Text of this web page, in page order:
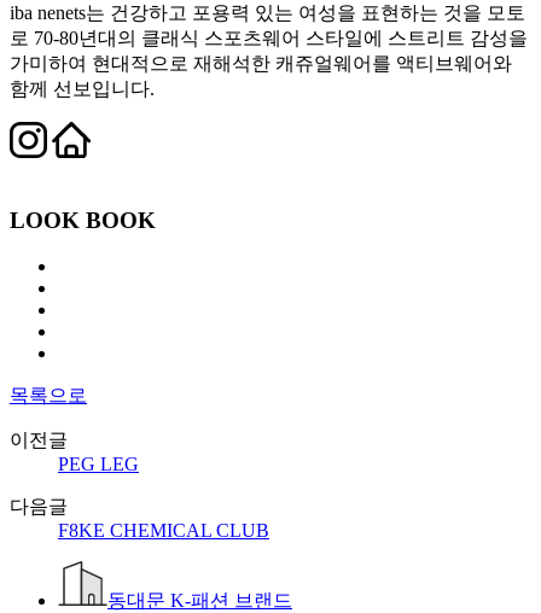
iba nenets는 건강하고 포용력 있는 여성을 표현하는 것을 모토
로 70-80년대의 클래식 스포츠웨어 스타일에 스트리트 감성을
가미하여 현대적으로 재해석한 캐쥬얼웨어를 액티브웨어와
함께 선보입니다.
LOOK BOOK
목록으로
이전글
PEG LEG
다음글
F8KE CHEMICAL CLUB
동대문 K-패션 브랜드